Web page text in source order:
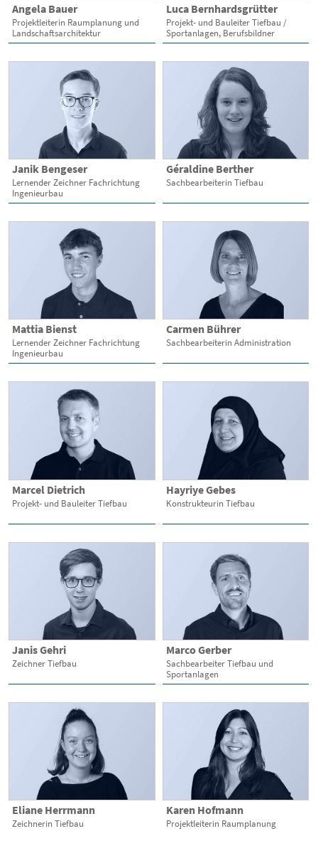
Angela Bauer
Projektleiterin Raumplanung und
Landschaftsarchitektur
Luca Bernhardsgrütter
Projekt- und Bauleiter Tiefbau /
Sportanlagen, Berufsbildner
Janik Bengeser
Lernender Zeichner Fachrichtung
Ingenieurbau
Géraldine Berther
Sachbearbeiterin Tiefbau
Mattia Bienst
Lernender Zeichner Fachrichtung
Ingenieurbau
Carmen Bührer
Sachbearbeiterin Administration
Marcel Dietrich
Projekt- und Bauleiter Tiefbau
Hayriye Gebes
Konstrukteurin Tiefbau
Janis Gehri
Zeichner Tiefbau
Marco Gerber
Sachbearbeiter Tiefbau und
Sportanlagen
Eliane Herrmann
Zeichnerin Tiefbau
Karen Hofmann
Projektleiterin Raumplanung